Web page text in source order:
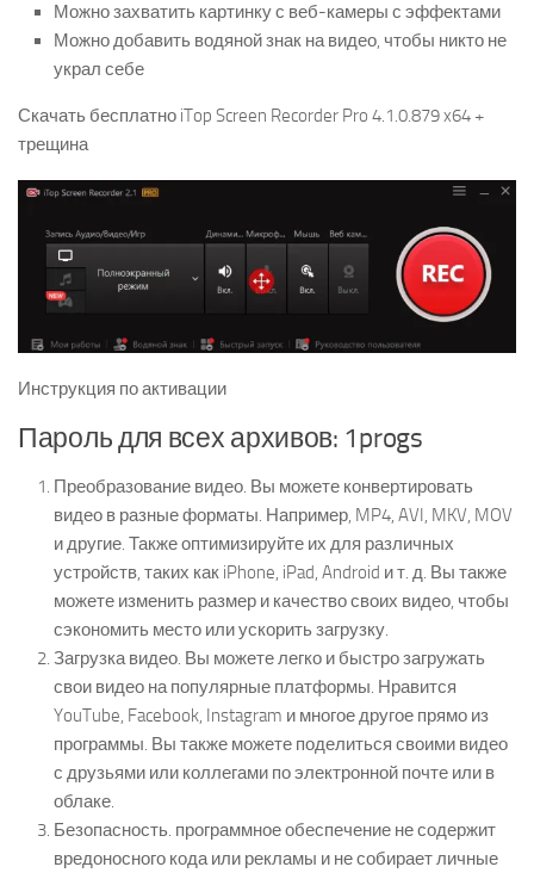
Можно захватить картинку с веб-камеры с эффектами
Можно добавить водяной знак на видео, чтобы никто не
украл себе
Скачать бесплатно iTop Screen Recorder Pro 4.1.0.879 x64 +
трещина
Инструкция по активации
Пароль для всех архивов: 1progs
Преобразование видео. Вы можете конвертировать
видео в разные форматы. Например, MP4, AVI, MKV, MOV
и другие. Также оптимизируйте их для различных
устройств, таких как iPhone, iPad, Android и т. д. Вы также
можете изменить размер и качество своих видео, чтобы
сэкономить место или ускорить загрузку.
Загрузка видео. Вы можете легко и быстро загружать
свои видео на популярные платформы. Нравится
YouTube, Facebook, Instagram и многое другое прямо из
программы. Вы также можете поделиться своими видео
с друзьями или коллегами по электронной почте или в
облаке.
Безопасность. программное обеспечение не содержит
вредоносного кода или рекламы и не собирает личные